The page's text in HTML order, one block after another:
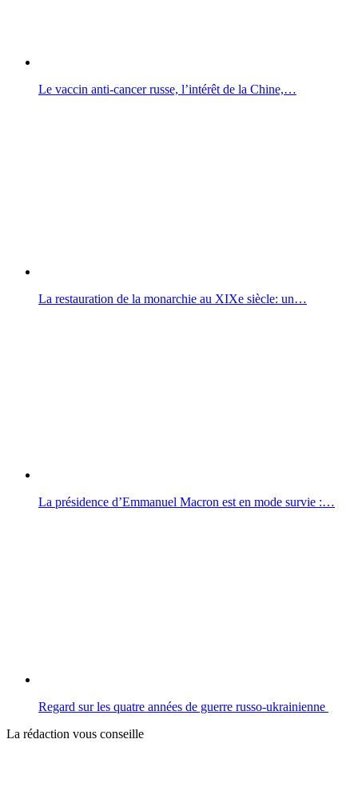
Le vaccin anti-cancer russe, l’intérêt de la Chine,…
La restauration de la monarchie au XIXe siècle: un…
La présidence d’Emmanuel Macron est en mode survie :…
Regard sur les quatre années de guerre russo-ukrainienne
La rédaction vous conseille